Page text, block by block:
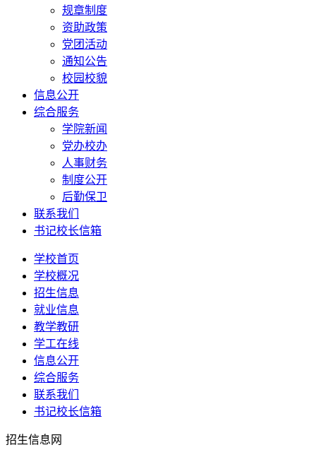
规章制度
资助政策
党团活动
通知公告
校园校貌
信息公开
综合服务
学院新闻
党办校办
人事财务
制度公开
后勤保卫
联系我们
书记校长信箱
学校首页
学校概况
招生信息
就业信息
教学教研
学工在线
信息公开
综合服务
联系我们
书记校长信箱
招生信息网